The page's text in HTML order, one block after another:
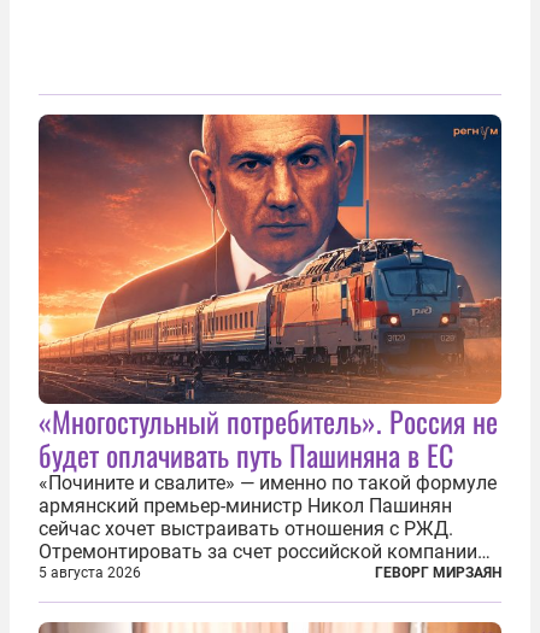
«Многостульный потребитель». Россия не
будет оплачивать путь Пашиняна в ЕС
«Почините и свалите» — именно по такой формуле
армянский премьер-министр Никол Пашинян
сейчас хочет выстраивать отношения с РЖД.
Отремонтировать за счет российской компании
железнодорожную инфраструктуру в районе
прохождения TRIPP (коридора, который должен
связать Азербайджан и Турцию через...
5 августа 2026 ГЕВОРГ МИРЗАЯН